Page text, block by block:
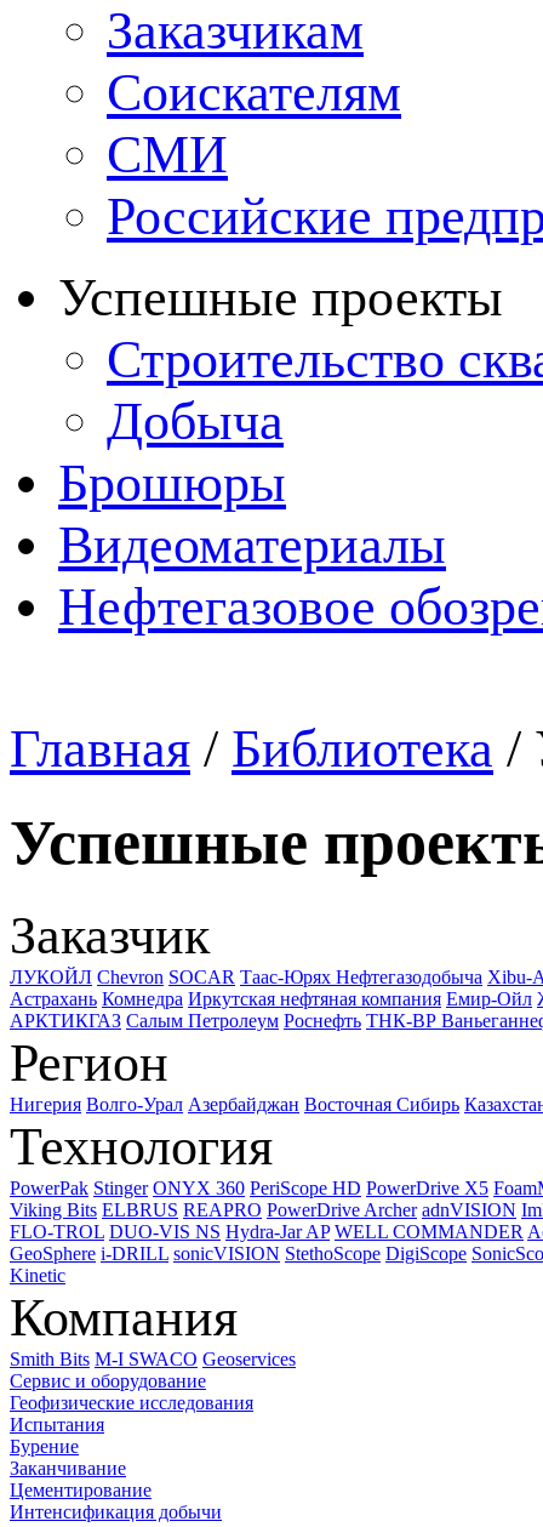
Заказчикам
Соискателям
СМИ
Российские
Успешные проекты
Строительство
Добыча
Брошюры
Видеоматериалы
Нефтегазовое
Главная / Библиотека /
Успешные
Заказчик
ЛУКОЙЛ Chevron SOCAR Таас-Юрях Нефтегазодобыча Xibu-
Астрахань Комнедра Иркутская нефтяная компания Емир-Ойл
АРКТИКГАЗ Салым Петролеум Роснефть ТНК-ВР
Регион
Нигерия Волго-Урал Азербайджан Восточная Сибирь
Технология
PowerPak Stinger ONYX 360 PeriScope HD PowerDrive X5
Viking Bits ELBRUS REAPRO PowerDrive Archer adnVISION
FLO-TROL DUO-VIS NS Hydra-Jar AP WELL COMMANDER
GeoSphere i-DRILL sonicVISION StethoScope DigiScope
Kinetic
Компания
Smith Bits M-I SWACO Geoservices
Сервис и оборудование
Геофизические исследования
Испытания
Бурение
Заканчивание
Цементирование
Интенсификация добычи